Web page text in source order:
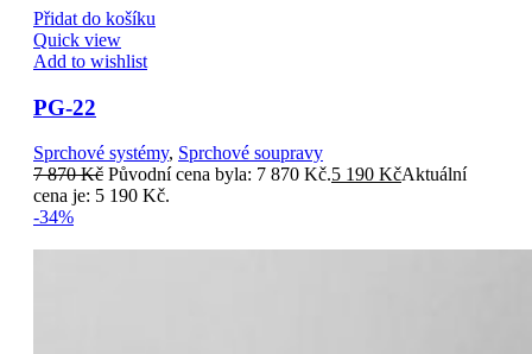
Přidat do košíku
Quick view
Add to wishlist
PG-22
Sprchové systémy, Sprchové soupravy
7 870Kč Původní cena byla: 7 870 Kč.5 190 KčAktuální
cena je: 5 190 Kč.
-34%